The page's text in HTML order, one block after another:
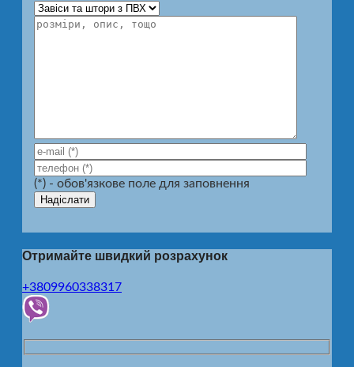
(*) - обов'язкове поле для заповнення
Отримайте швидкий розрахунок
+3809960338317